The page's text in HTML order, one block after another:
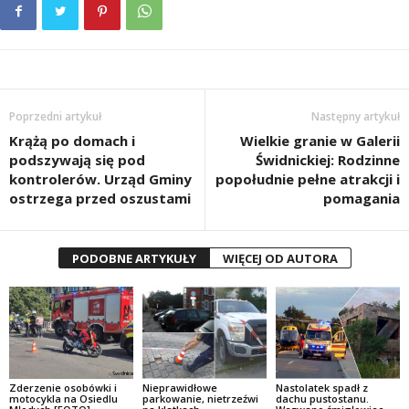
Poprzedni artykuł
Krążą po domach i
podszywają się pod
kontrolerów. Urząd Gminy
ostrzega przed oszustami
Następny artykuł
Wielkie granie w Galerii
Świdnickiej: Rodzinne
popołudnie pełne atrakcji i
pomagania
PODOBNE ARTYKUŁY WIĘCEJ OD AUTORA
Zderzenie osobówki i
motocykla na Osiedlu
Nieprawidłowe
parkowanie, nietrzeźwi
Nastolatek spadł z
dachu pustostanu.